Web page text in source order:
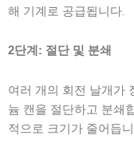
해 기계로 공급됩니다.
2단계: 절단 및 분쇄
여러 개의 회전 날개가
늄 캔을 절단하고 분쇄
적으로 크기가 줄어듭